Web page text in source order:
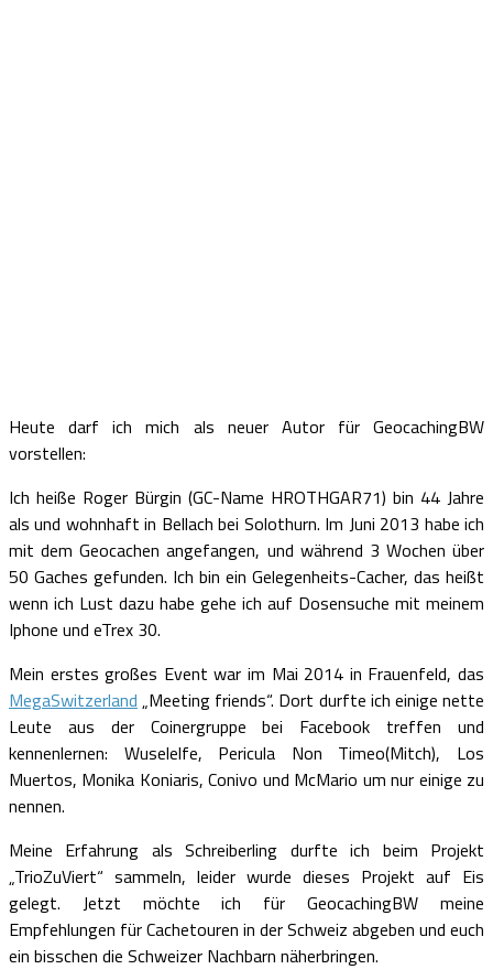
Heute darf ich mich als neuer Autor für GeocachingBW
vorstellen:
Ich heiße Roger Bürgin (GC-Name HROTHGAR71) bin 44 Jahre
als und wohnhaft in Bellach bei Solothurn. Im Juni 2013 habe ich
mit dem Geocachen angefangen, und während 3 Wochen über
50 Gaches gefunden. Ich bin ein Gelegenheits-Cacher, das heißt
wenn ich Lust dazu habe gehe ich auf Dosensuche mit meinem
Iphone und eTrex 30.
Mein erstes großes Event war im Mai 2014 in Frauenfeld, das
MegaSwitzerland „Meeting friends“. Dort durfte ich einige nette
Leute aus der Coinergruppe bei Facebook treffen und
kennenlernen: Wuselelfe, Pericula Non Timeo(Mitch), Los
Muertos, Monika Koniaris, Conivo und McMario um nur einige zu
nennen.
Meine Erfahrung als Schreiberling durfte ich beim Projekt
„TrioZuViert“ sammeln, leider wurde dieses Projekt auf Eis
gelegt. Jetzt möchte ich für GeocachingBW meine
Empfehlungen für Cachetouren in der Schweiz abgeben und euch
ein bisschen die Schweizer Nachbarn näherbringen.